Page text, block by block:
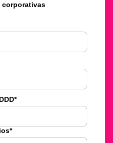
corporativas
*
*